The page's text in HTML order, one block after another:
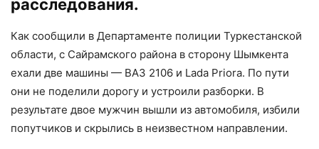
расследования.
Как сообщили в Департаменте полиции Туркестанской
области, с Сайрамского района в сторону Шымкента
ехали две машины — ВАЗ 2106 и Lada Priora. По пути
они не поделили дорогу и устроили разборки. В
результате двое мужчин вышли из автомобиля, избили
попутчиков и скрылись в неизвестном направлении.